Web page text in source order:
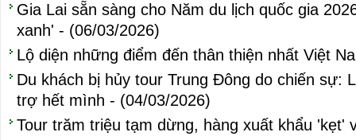
Gia Lai sẵn sàng cho Năm du lịch quốc gia
xanh' - (06/03/2026)
Lộ diện những điểm đến thân thiện nhất Việt
Du khách bị hủy tour Trung Đông do chiến sự:
trợ hết mình - (04/03/2026)
Tour trăm triệu tạm dừng, hàng xuất khẩu 'kẹt'